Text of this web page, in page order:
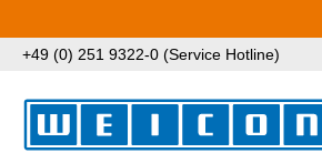
+49 (0) 251 9322-0 (Service Hotline)